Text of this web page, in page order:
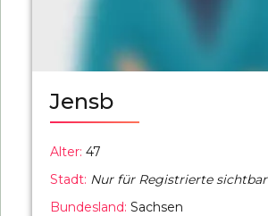
Jensb
Alter: 47
Stadt: Nur für Registrierte sichtbar
Bundesland: Sachsen